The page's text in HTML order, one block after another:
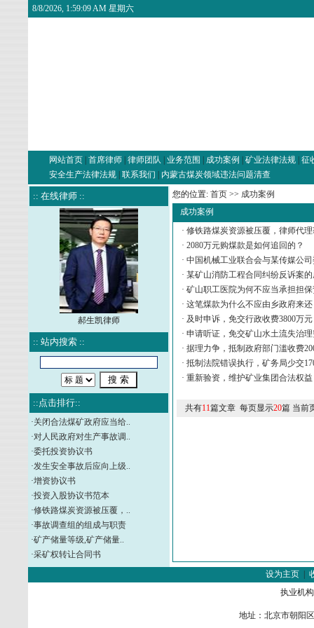
8/8/2026, 1:59:10 AM 星期六
网站首页 首席律师 律师团队 业务范围 成功案例 矿业法律法规 征
安全生产法律法规 联系我们 内蒙古煤炭领域违法问题清查
:: 在线律师 ::
郝生凯律师
:: 站内搜索 ::
::点击排行::
·关闭合法煤矿政府应当给..
·对人民政府对生产事故调..
·委托投资协议书
·发生安全事故后应向上级..
·增资协议书
·投资入股协议书范本
·修铁路煤炭资源被压覆，..
·事故调查组的组成与职责
·矿产储量等级,矿产储量..
·采矿权转让合同书
您的位置: 首页>> 成功案例
成功案例
· 修铁路煤炭资源被压覆，律师代
· 2080万元购煤款是如何追回的？
· 中国机械工业联合会与某传媒公
· 某矿山消防工程合同纠纷反诉案
· 矿山职工医院为何不应当承担担
· 这笔煤款为什么不应由乡政府来
· 及时申诉，免交行政收费3800万元
· 申请听证，免交矿山水土流失治
· 据理力争，抵制政府部门滥收费
· 抵制法院错误执行，矿务局少交
· 重新验资，维护矿业集团合法权益
共有11篇文章 每页显示20篇 当前
设为主页
执业机
地址：北京市朝阳